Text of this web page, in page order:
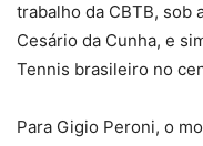
trabalho da CBTB, sob
Cesário da Cunha, e
Tennis brasileiro no
Para Gigio Peroni, o